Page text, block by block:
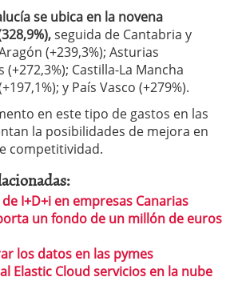
se ubica en la novena
seguida de Cantabria y
(+239,3%); Asturias
(+272,3%); Castilla-La Mancha
y País Vasco (+279%).
en este tipo de gastos en las
la posibilidades de mejora en
competitividad.
I+D+i en empresas Canarias
un fondo de un millón de euros
los datos en las pymes
Elastic Cloud servicios en la nube